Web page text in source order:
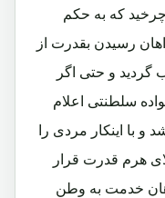
که به حکم
خواهان رسیدن بقدرت از
و حتی اگر
سلطنتی اعلام
با اینکار مردی را
هرم قدرت قرار
خدمت به وطن